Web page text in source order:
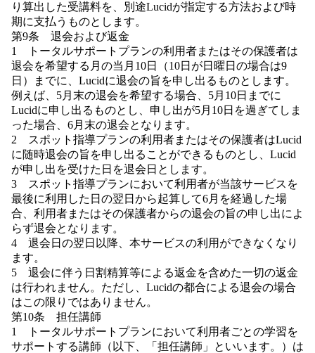
り算出した受講料を、別途Lucidが指定する方法および時
期に支払うものとします。
第9条 退会および返金
1 トータルサポートプランの利用者またはその保護者は
退会を希望する月の当月10日（10日が日曜日の場合は9
日）までに、Lucidに退会の旨を申し出るものとします。
例えば、5月末の退会を希望する場合、5月10日までに
Lucidに申し出るものとし、申し出が5月10日を過ぎてしま
った場合、6月末の退会となります。
2 スポット指導プランの利用者またはその保護者はLucid
に随時退会の旨を申し出ることができるものとし、Lucid
が申し出を受けた日を退会日とします。
3 スポット指導プランにおいて利用者が当該サービスを
最後に利用した日の翌日から起算して6月を経過した場
合、利用者またはその保護者からの退会の旨の申し出によ
らず退会となります。
4 退会日の翌日以降、本サービスの利用ができなくなり
ます。
5 退会に伴う日割精算等による返金を含めた一切の返金
は行われません。ただし、Lucidの都合による退会の場合
はこの限りではありません。
第10条 担任講師
1 トータルサポートプランにおいて利用者ごとの学習を
サポートする講師（以下、「担任講師」といいます。）は